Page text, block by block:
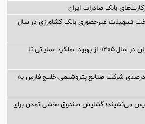
پرداخت تسهیلات غیرحضوری بانک کشاورزی در سال
نقشه راه بانک پارسیان در سال ۱۴۰۵؛ از بهبود عملکرد عملیاتی تا
افزایش سرمایه ۲۵ درصدی شرکت صنایع پتروشیمی خلیج فارس به
بورس می‌نشیند؛ گشایش صندوق بخشی تمدن برای